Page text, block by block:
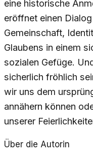
eine historische
eröffnet einen
Gemeinschaft,
Glaubens in einem
sozialen Gefüge.
sicherlich fröhlich
wir uns dem
annähern können
unserer
Über die Autorin